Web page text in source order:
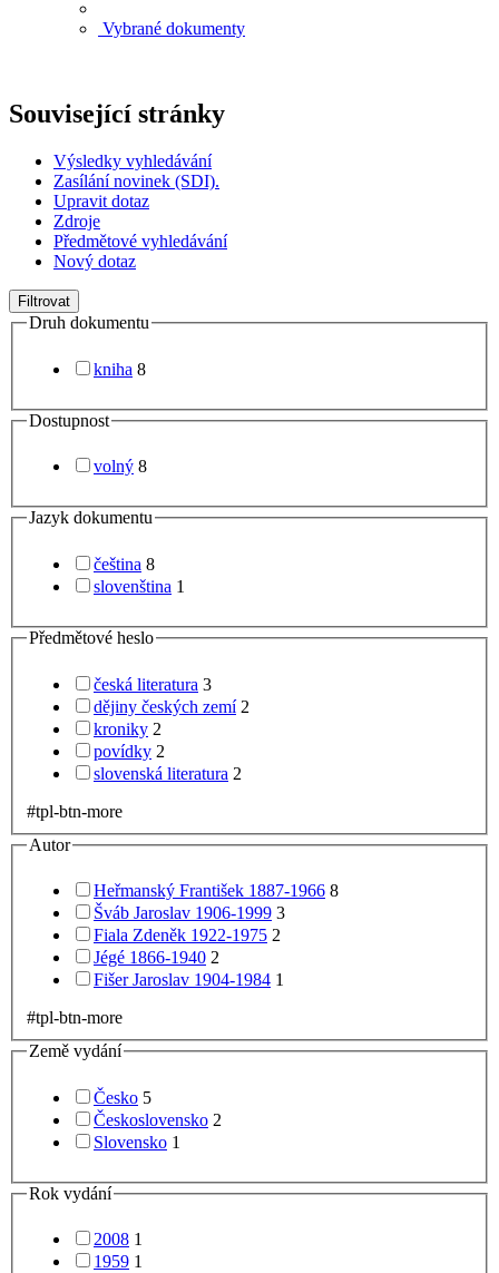
Vybrané dokumenty
Související stránky
Výsledky vyhledávání
Zasílání novinek (SDI).
Upravit dotaz
Zdroje
Předmětové vyhledávání
Nový dotaz
Filtrovat
Druh dokumentu
kniha 8
Dostupnost
volný 8
Jazyk dokumentu
čeština 8
slovenština 1
Předmětové heslo
česká literatura 3
dějiny českých zemí 2
kroniky 2
povídky 2
slovenská literatura 2
#tpl-btn-more
Autor
Heřmanský František 1887-1966 8
Šváb Jaroslav 1906-1999 3
Fiala Zdeněk 1922-1975 2
Jégé 1866-1940 2
Fišer Jaroslav 1904-1984 1
#tpl-btn-more
Země vydání
Česko 5
Československo 2
Slovensko 1
Rok vydání
2008 1
1959 1